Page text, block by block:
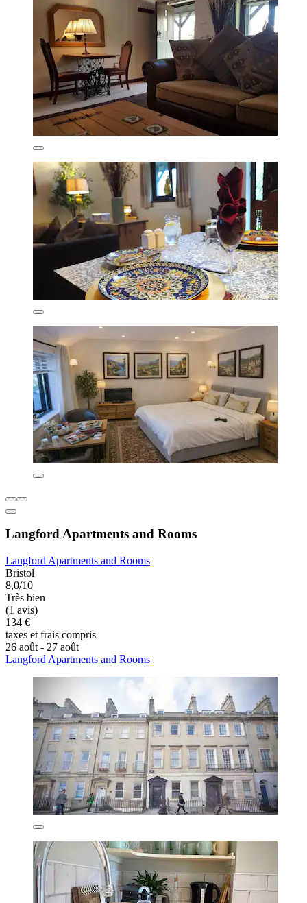
Langford Apartments and Rooms
Langford Apartments and Rooms
Bristol
8,0/10
Très bien
(1 avis)
134 €
taxes et frais compris
26 août - 27 août
Langford Apartments and Rooms